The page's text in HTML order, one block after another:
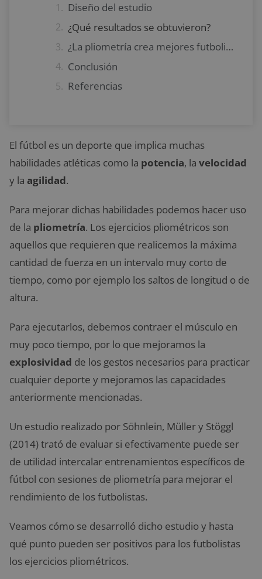
Diseño del estudio
¿Qué resultados se obtuvieron?
¿La pliometría crea mejores futbolistas?
Conclusión
Referencias
El fútbol es un deporte que implica muchas
habilidades atléticas como la potencia, la velocidad
y la agilidad.
Para mejorar dichas habilidades podemos hacer uso
de la pliometría. Los ejercicios pliométricos son
aquellos que requieren que realicemos la máxima
cantidad de fuerza en un intervalo muy corto de
tiempo, como por ejemplo los saltos de longitud o de
altura.
Para ejecutarlos, debemos contraer el músculo en
muy poco tiempo, por lo que mejoramos la
explosividad de los gestos necesarios para practicar
cualquier deporte y mejoramos las capacidades
anteriormente mencionadas.
Un estudio realizado por Söhnlein, Müller y Stöggl
(2014) trató de evaluar si efectivamente puede ser
de utilidad intercalar entrenamientos específicos de
fútbol con sesiones de pliometría para mejorar el
rendimiento de los futbolistas.
Veamos cómo se desarrolló dicho estudio y hasta
qué punto pueden ser positivos para los futbolistas
los ejercicios pliométricos.